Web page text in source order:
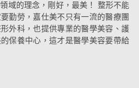
域的理念，剛好，最美！ 整形不能
勤勞，嘉仕美不只有一流的醫療團
外科，也提供專業的醫學美容、護
保養中心，這才是醫學美容要帶給